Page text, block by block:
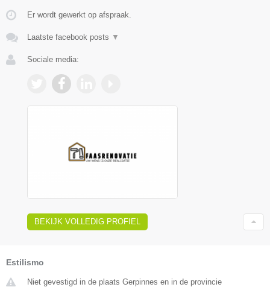
Er wordt gewerkt op afspraak.
Laatste facebook posts ▼
Sociale media:
BEKIJK VOLLEDIG PROFIEL
Estilismo
Niet gevestigd in de plaats Gerpinnes en in de provincie